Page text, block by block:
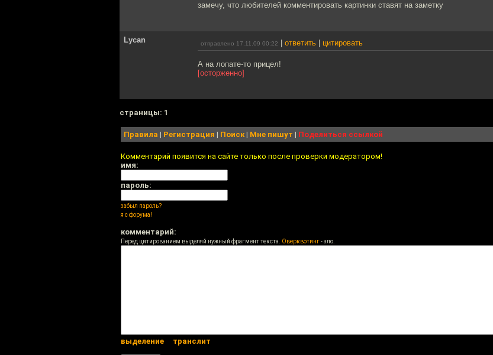
замечу, что любителей комментировать картинки ставят на заметку
Lycan отправлено 17.11.09 00:22 ответить цитировать
А на лопате-то прицел!
[осторженно]
cтраницы: 1
Правила | Регистрация | Поиск| Мне пишут | Поделиться ссылкой
Комментарий появится на сайте только после проверки модератором!
имя:
пароль:
забыл пароль?
я с форума!
комментарий:
Перед цитированием выделяй нужный фрагмент текста. Оверквотинг- зло.
выделение транслит